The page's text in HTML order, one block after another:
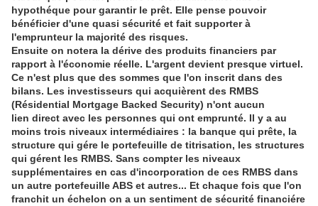
hypothéque pour garantir le prêt. Elle pense pouvoir
bénéficier d'une quasi sécurité et fait supporter à
l'emprunteur la majorité des risques.
Ensuite on notera la dérive des produits financiers par
rapport à l'économie réelle. L'argent devient presque virtuel.
Ce n'est plus que des sommes que l'on inscrit dans des
bilans. Les investisseurs qui acquièrent des RMBS
(Résidential Mortgage Backed Security) n'ont aucun
lien direct avec les personnes qui ont emprunté. Il y a au
moins trois niveaux intermédiaires : la banque qui prête, la
structure qui gére le portefeuille de titrisation, les structures
qui gérent les RMBS. Sans compter les niveaux
supplémentaires en cas d'incorporation de ces RMBS dans
un autre portefeuille ABS et autres... Et chaque fois que l'on
franchit un échelon on a un sentiment de sécurité financiére